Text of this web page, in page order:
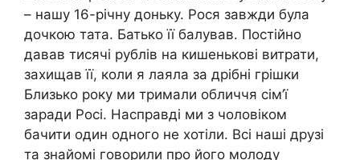
– нашу 16-річну доньку. Рося завжди була
дочкою тата. Батько її балував. Постійно
давав тисячі рублів на кишенькові витрати,
захищав її, коли я лаяла за дрібні грішки
Близько року ми тримали обличчя сім’ї
заради Росі. Насправді ми з чоловіком
бачити один одного не хотіли. Всі наші друзі
та знайомі говорили про його молоду